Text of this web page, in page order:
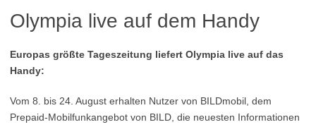
Olympia live auf dem Handy
Europas größte Tageszeitung liefert Olympia live auf das
Handy:
Vom 8. bis 24. August erhalten Nutzer von BILDmobil, dem
Prepaid-Mobilfunkangebot von BILD, die neuesten Informationen